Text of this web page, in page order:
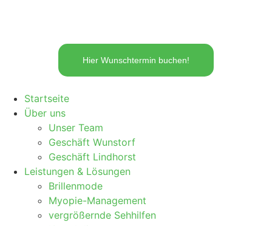
Hier Wunschtermin buchen!
Startseite
Über uns
Unser Team
Geschäft Wunstorf
Geschäft Lindhorst
Leistungen & Lösungen
Brillenmode
Myopie-Management
vergrößernde Sehhilfen